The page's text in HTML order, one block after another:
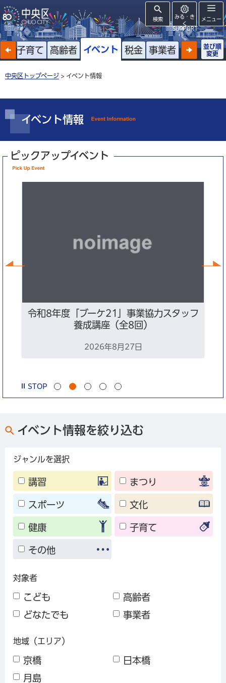
検索
みる・き
く
SUPPORT
メニュー
子育て 高齢者 イベント 税金 事業者
並び順
変更
中央区トップページ > イベント情報
イベント情報
ピックアップイベント
令和8年度「ブーケ21」事業協力スタッフ
養成講座（全8回）
2026年8月27日
STOP
イベント情報を絞り込む
ジャンルを選択
講習 まつり
スポーツ 文化
健康 子育て
その他
対象者
こども
高齢者
どなたでも
事業者
地域（エリア）
京橋
日本橋
月島